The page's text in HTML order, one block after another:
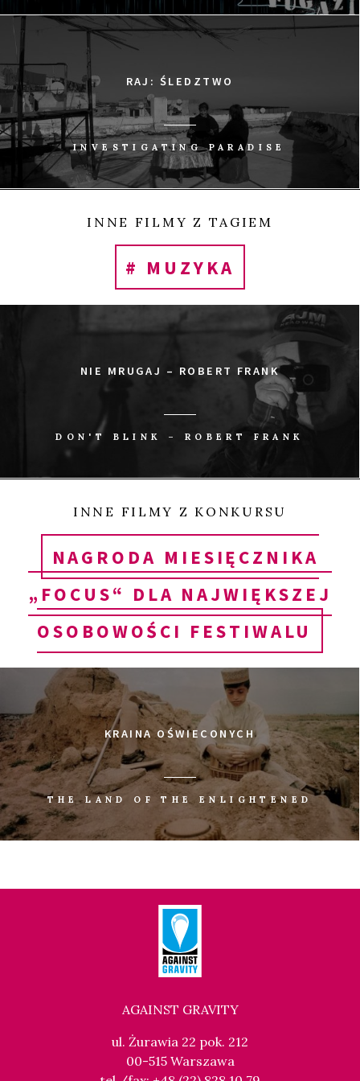
Tweetnij Udostępnij
RAJ: ŚLEDZTWO
INVESTIGATING PARADISE
INNE FILMY Z TAGIEM
# MUZYKA
NIE MRUGAJ – ROBERT FRANK
DON'T BLINK – ROBERT FRANK
INNE FILMY Z KONKURSU
NAGRODA MIESIĘCZNIKA
„FOCUS“ DLA NAJWIĘKSZEJ
OSOBOWOŚCI FESTIWALU
KRAINA OŚWIECONYCH
THE LAND OF THE ENLIGHTENED
AGAINST GRAVITY
ul. Żurawia 22 pok. 212
00-515 Warszawa